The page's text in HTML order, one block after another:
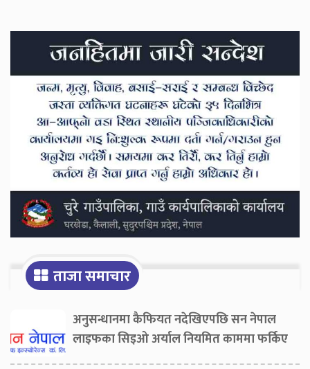
Secondary
Sidebar
ताजा समाचार
अनुसन्धानमा कैफियत नदेखिएपछि सन नेपाल
लाइफका सिइओ अर्याल नियमित काममा फर्किए